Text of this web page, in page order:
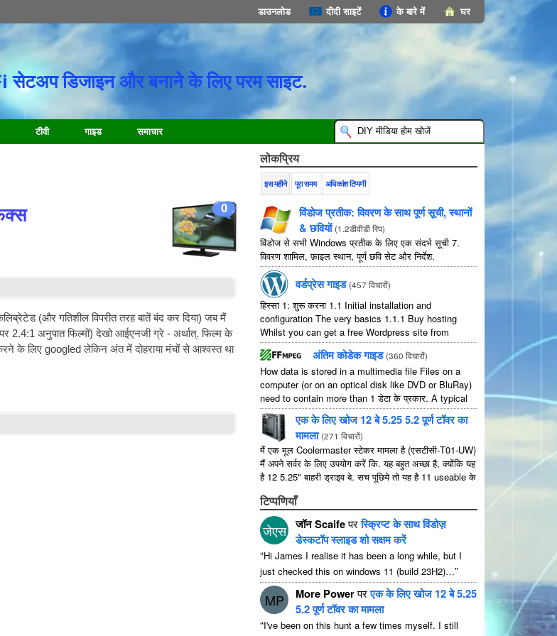
घर
के बारे में
दीदी साइटें
डाउनलोड
सेटअप डिजाइन और बनाने के लिए परम साइट.
टीवी गाइड समाचार
0
(और गतिशील विपरीत तरह बातें बंद कर दिया) जब मैं
2.4:1 अनुपात फिल्मों) देखो आईएनजी ग्रे - अर्थात्. फिल्म के
के लिए googled लेकिन अंत में दोहराया मंचों से आश्वस्त था
लोकप्रिय
इस महीने पूरा समय अधिकांश टिप्पणी
विंडोज प्रतीक: विवरण के साथ पूर्ण सूची, स्थानों
& छवियों (1.2डीवीडी रिप)
विंडोज से सभी Windows प्रतीक के लिए एक संदर्भ सूची 7.
विवरण शामिल, फ़ाइल स्थान, पूर्ण छवि सेट और निर्देश.
वर्डप्रेस गाइड (457 विचारों)
हिस्सा 1: शुरू करना 1.1 Initial installation and
configuration The very basics 1.1.1 Buy hosting
Whilst you can get a free Wordpress site from
wordpress.com,you lose some control and you
have to serve their...
अंतिम कोडेक गाइड (360 विचारों)
How data is stored in a multimedia file Files on a
computer(or on an optical disk like DVD or BluRay)
need to contain more than 1 डेटा के प्रकार.A typical
movie will include...
एक के लिए खोज 12 बे 5.25 5.2 पूर्ण टॉवर का
मामला (271 विचारों)
मैं एक मूल Coolermaster स्टेकर मामला है (एसटीसी-T01-UW)
मैं अपने सर्वर के लिए उपयोग करें कि. यह बहुत अच्छा है, क्योंकि यह
है 12 5.25" बाहरी ड्राइव बे. सच पूछिये तो यह है 11 useable के
टिप्पणियाँ
जेएस जॉन Scaifeपरस्क्रिप्ट के साथ विंडोज़
डेस्कटॉप स्लाइड शो सक्षम करें
“Hi James I realise it has been a long while,but I
just checked this on windows 11 (build 23H2)…”
MP More Powerपरएक के लिए खोज 12 बे 5.25
5.2 पूर्ण टॉवर का मामला
“I've been on this hunt a few times myself. I still